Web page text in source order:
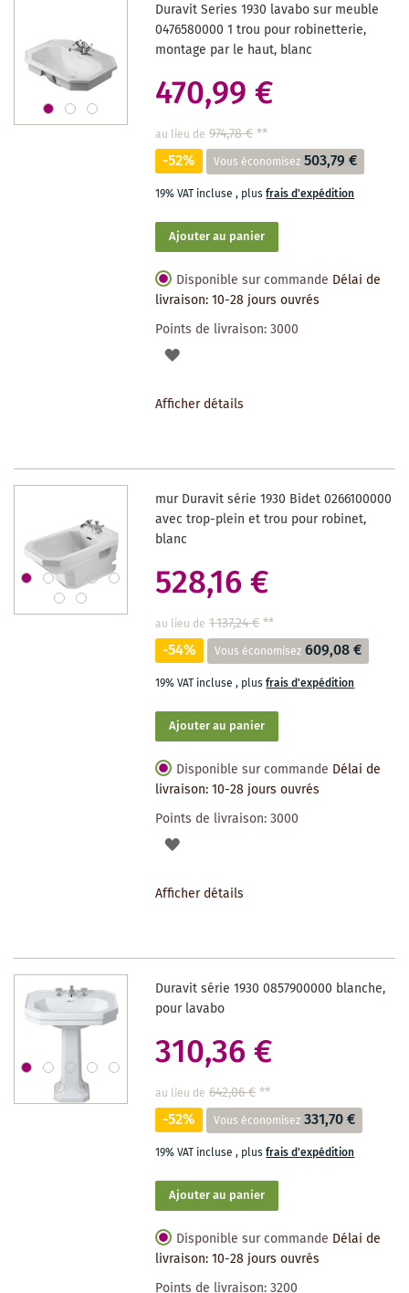
SOUHAITS
Duravit Series 1930 lavabo sur meuble
0476580000 1 trou pour robinetterie,
montage par le haut, blanc
470,99 €
au lieu de 974,78 €**
-52% Vous économisez 503,79 €
19% VAT incluse, plusfrais d'expédition
Ajouter au panier
Disponible sur commande Délai de
livraison: 10-28 jours ouvrés
Points de livraison:3000
AJOUTER
SOUHAITS
Afficher détails
mur Duravit série 1930 Bidet 0266100000
avec trop-plein et trou pour robinet,
blanc
528,16 €
au lieu de 1 137,24 €**
-54% Vous économisez 609,08 €
19% VAT incluse, plusfrais d'expédition
Ajouter au panier
Disponible sur commande Délai de
livraison: 10-28 jours ouvrés
Points de livraison:3000
AJOUTER
SOUHAITS
Afficher détails
Duravit série 1930 0857900000 blanche,
pour lavabo
310,36 €
au lieu de 642,06 €**
-52% Vous économisez 331,70 €
19% VAT incluse, plusfrais d'expédition
Ajouter au panier
Disponible sur commande Délai de
livraison: 10-28 jours ouvrés
Points de livraison:3200